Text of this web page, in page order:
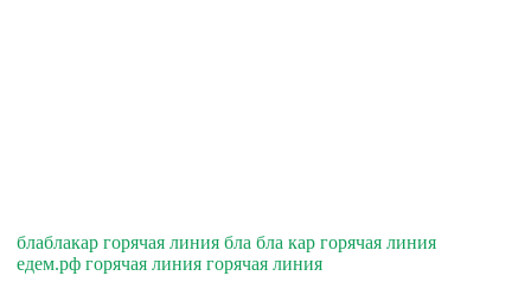
блаблакар горячая линия бла бла кар горячая линия
едем.рф горячая линия горячая линия